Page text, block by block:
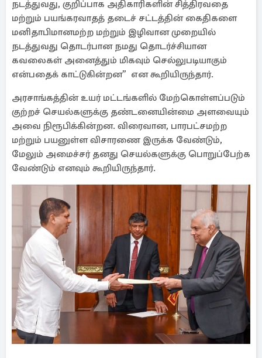
நடத்துவது, குறிப்பாக அதிகாரிகளின் சித்திரவதை
மற்றும் பயங்கரவாதத் தடைச் சட்டத்தின் கைதிகளை
மனிதாபிமானமற்ற மற்றும் இழிவான முறையில்
நடத்துவது தொடர்பான நமது தொடர்ச்சியான
கவலைகள் அனைத்தும் மிகவும் செல்லுபடியாகும்
என்பதைக் காட்டுகின்றன” என கூறியிருந்தார்.
அரசாங்கத்தின் உயர் மட்டங்களில் மேற்கொள்ளப்படும்
குற்றச் செயல்களுக்கு தண்டனையின்மை அளவையும்
அவை நிரூபிக்கின்றன. விரைவான, பாரபட்சமற்ற
மற்றும் பயனுள்ள விசாரணை இருக்க வேண்டும்,
மேலும் அமைச்சர் தனது செயல்களுக்கு பொறுப்பேற்க
வேண்டும் எனவும் கூறியிருந்தார்.